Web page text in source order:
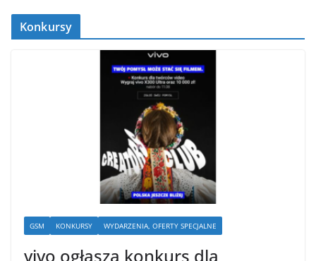
Konkursy
GSM KONKURSY WYDARZENIA, OFERTY SPECJALNE
vivo ogłasza konkurs dla